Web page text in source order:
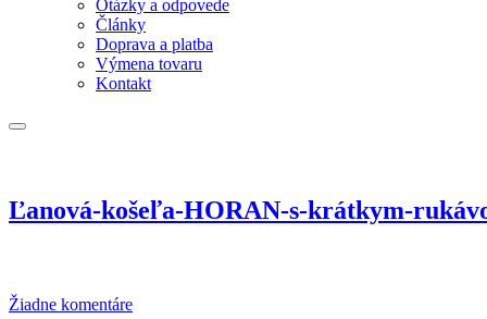
Otázky a odpovede
Články
Doprava a platba
Výmena tovaru
Kontakt
Ľanová-košeľa-HORAN-s-krátkym-
Žiadne komentárena